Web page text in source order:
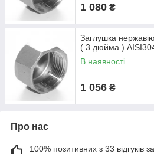
1 080 ₴
Заглушка
( 3 дюйма )
В наявності
1 056 ₴
Про нас
100% позитивних з 33 відгуків